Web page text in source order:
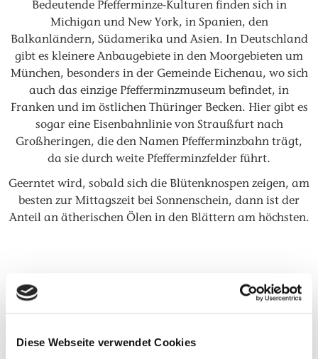
Diese Webseite verwendet Cookies
Bedeutende Pfefferminze-Kulturen finden sich in
Michigan und New York, in Spanien, den
Balkanländern, Südamerika und Asien. In Deutschland
gibt es kleinere Anbaugebiete in den Moorgebieten um
München, besonders in der Gemeinde Eichenau, wo sich
auch das einzige Pfefferminzmuseum befindet, in
Franken und im östlichen Thüringer Becken. Hier gibt es
sogar eine Eisenbahnlinie von Straußfurt nach
Großheringen, die den Namen Pfefferminzbahn trägt,
da sie durch weite Pfefferminzfelder führt.
Geerntet wird, sobald sich die Blütenknospen zeigen, am
besten zur Mittagszeit bei Sonnenschein, dann ist der
Anteil an ätherischen Ölen in den Blättern am höchsten.
Verwendung in der Küche
Rohkostsalaten, Suppen, Marinaden und